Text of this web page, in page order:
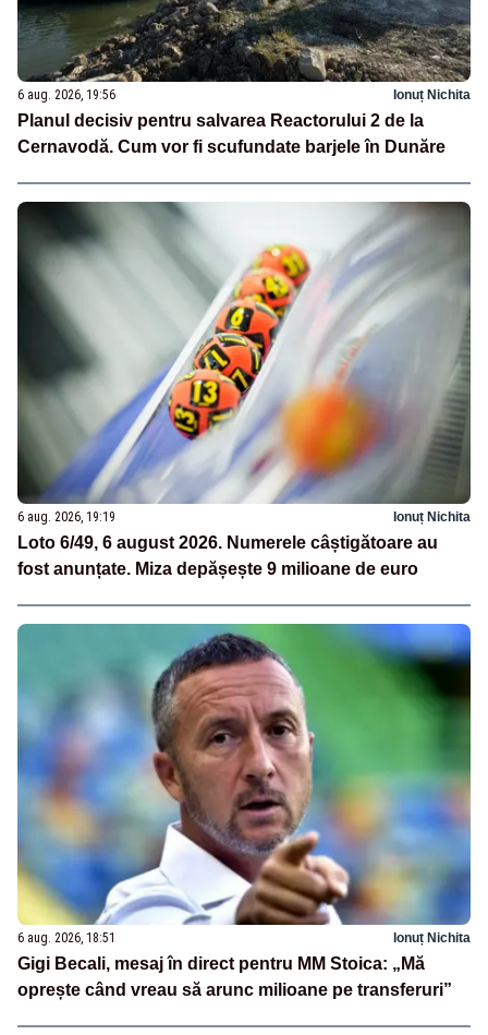
6 aug. 2026, 19:56 Ionuț Nichita
Planul decisiv pentru salvarea Reactorului 2 de la
Cernavodă. Cum vor fi scufundate barjele în Dunăre
6 aug. 2026, 19:19 Ionuț Nichita
Loto 6/49, 6 august 2026. Numerele câștigătoare au
fost anunțate. Miza depășește 9 milioane de euro
6 aug. 2026, 18:51 Ionuț Nichita
Gigi Becali, mesaj în direct pentru MM Stoica: „Mă
oprește când vreau să arunc milioane pe transferuri”